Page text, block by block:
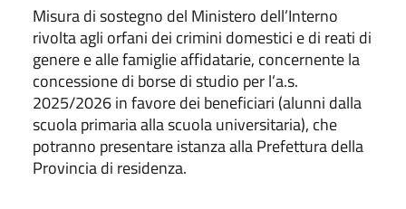
Misura di sostegno del Ministero dell’Interno
rivolta agli orfani dei crimini domestici e di reati di
genere e alle famiglie affidatarie, concernente la
concessione di borse di studio per l’a.s.
2025/2026 in favore dei beneficiari (alunni dalla
scuola primaria alla scuola universitaria), che
potranno presentare istanza alla Prefettura della
Provincia di residenza.